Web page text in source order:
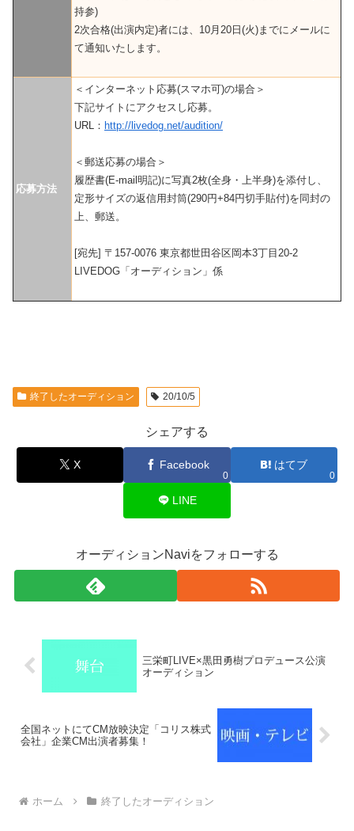
持参)
2次合格(出演内定)者には、10月20日(火)までにメールに
て通知いたします。
応募方法
＜インターネット応募(スマホ可)の場合＞
下記サイトにアクセスし応募。
URL： http://livedog.net/audition/
＜郵送応募の場合＞
履歴書(E-mail明記)に写真2枚(全身・上半身)を添付し、
定形サイズの返信用封筒(290円+84円切手貼付)を同封の
上、郵送。
[宛先] 〒157-0076 東京都世田谷区岡本3丁目20-2
LIVEDOG「オーディション」係
終了したオーディション 20/10/5
シェアする
X Facebook
0
はてブ
0
LINE
オーディションNaviをフォローする
三栄町LIVE×黒田勇樹プロデュース公演
オーディション
全国ネットにてCM放映決定「コリス株式
会社」企業CM出演者募集！
ホーム 終了したオーディション